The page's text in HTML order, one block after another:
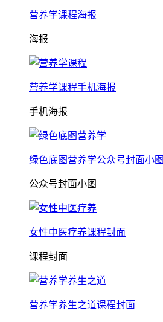
营养学课程海报
海报
营养学课程手机海报
手机海报
绿色底图营养学公众号封面小图
公众号封面小图
女性中医疗养课程封面
课程封面
营养学养生之道课程封面